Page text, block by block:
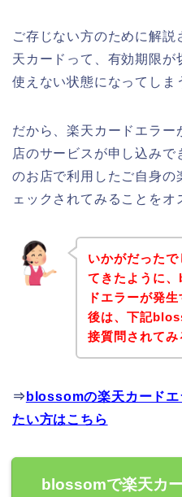
ご存じない方のために解説
天カードって、有効期限が
使えない状態になってしま
だから、楽天カードエラ
店のサービスが申し込み
のお店で利用したご自身の
ェックされてみることをオ
いかがだった
てきたように
ドエラーが発
後は、下記
接質問されてみ
⇒ blossomの楽天カードエ
たい方はこちら
blossomで楽天カ